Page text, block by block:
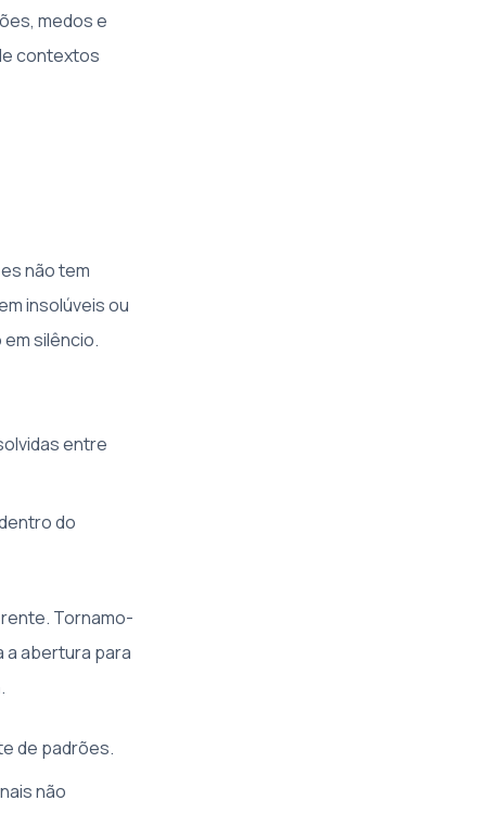
medos e
contextos
não tem
insolúveis ou
silêncio.
entre
do
Tornamo-
a abertura para
de padrões.
não